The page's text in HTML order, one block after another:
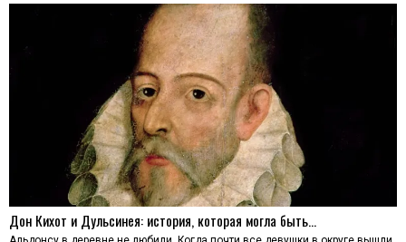
Дон Кихот и Дульсинея: история, которая могла быть…